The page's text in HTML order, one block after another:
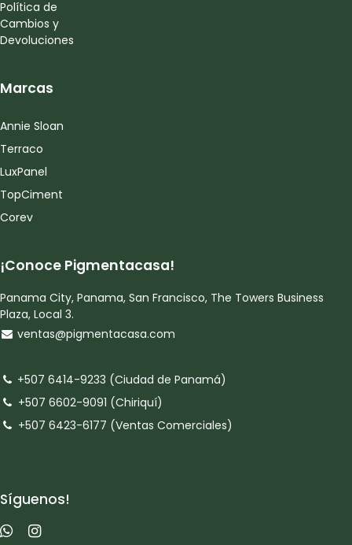
Política de
Cambios y
Devoluciones
Marcas
Annie Sloan
Terraco
LuxPanel
TopCiment
Corev
¡Conoce Pigmentacasa!
Panama City, Panama, San Francisco, The Towers Business
Plaza, Local 3.
ventas@pigmentacasa.com
+507 6414-9233 (Ciudad de Panamá)
+507 6602-9091 (Chiriquí)
+507 6423-6177 (Ventas Comerciales)
Síguenos!